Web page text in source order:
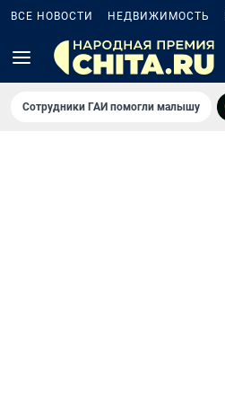
ВСЕ НОВОСТИ НЕДВИЖИМОСТЬ
Сотрудники ГАИ помогли малышу